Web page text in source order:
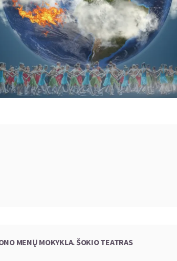
MENŲ MOKYKLA. ŠOKIO TEATRAS